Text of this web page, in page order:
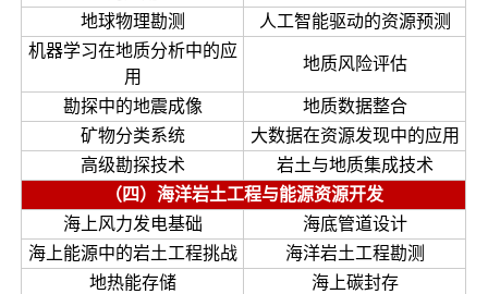
地球物理勘测
人工智能驱动的资源预测
机器学习在地质分析中的应
用
地质风险评估
勘探中的地震成像
地质数据整合
矿物分类系统
大数据在资源发现中的应用
高级勘探技术
岩土与地质集成技术
（四）海洋岩土工程与能源资源开发
海上风力发电基础
海底管道设计
海上能源中的岩土工程挑战
海洋岩土工程勘测
地热能存储
海上碳封存